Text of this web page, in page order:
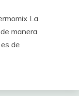
La
manera
de